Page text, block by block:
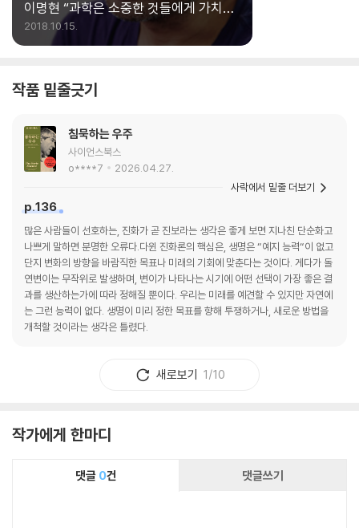
이명현 “과학은 소중한 것들에게 가치를
부여한다”
2018.10.15.
작품 밑줄긋기
침묵하는 우주
사이언스북스
o****7
2026.04.27.
p.136
많은 사람들이 선호하는, 진화가 곧 진보라는 생각은 좋게 보면 지나친 단순화고
나쁘게 말하면 분명한 오류다.다윈 진화론의 핵심은, 생명은 “예지 능력“이 없고
단지 변화의 방향을 바람직한 목표나 미래의 기회에 맞춘다는 것이다. 게다가 돌
연변이는 무작위로 발생하며, 변이가 나타나는 시기에 어떤 선택이 가장 좋은 결
과를 생산하는가에 따라 정해질 뿐이다. 우리는 미래를 예견할 수 있지만 자연에
는 그런 능력이 없다. 생명이 미리 정한 목표를 향해 투쟁하거나, 새로운 방법을
개척할 것이라는 생각은 틀렸다.
사락에서 밑줄 더보기
새로보기 1/10
작가에게 한마디
댓글 0건 댓글쓰기